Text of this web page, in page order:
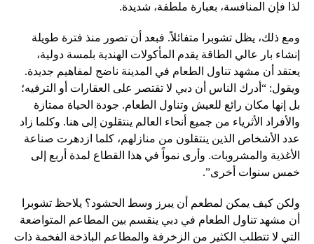
لذا فإن المنافسة، بعبارة ملطفة، شديدة.
ومع ذلك، يظل تشوبرا متفائلاً. فبعد أن تصور منذ فترة طويلة
إنشاء بار عالي الطاقة يقدم المأكولات الهندية بلمسة دولية،
يعتقد أن مشهد تناول الطعام في المدينة ناضج لمفاهيم جديدة.
ويقول: “أدرك الناس أن دبي لا تقتصر على العقارات أو الترفيه؛
بل إنها مكان رائع للعيش وتناول الطعام. جودة الحياة ممتازة
والأفراد الأثرياء من جميع أنحاء العالم ينتقلون إلى هنا. وكلما زاد
عدد الأشخاص الذين ينتقلون من منازلهم، كلما ازدهرت صناعة
الأغذية والمشروبات. وأرى نمواً في هذا القطاع لمدة أربع إلى
خمس سنوات أخرى”.
ولكن كيف يمكن لمطعم أن يبرز وسط الحشود؟ يلاحظ تشوبرا
أن مشهد تناول الطعام في دبي ينقسم بين المطاعم المتواضعة
التي لا تتطلب الكثير من الزخرفة والمطاعم الباذخة الفخمة ذات